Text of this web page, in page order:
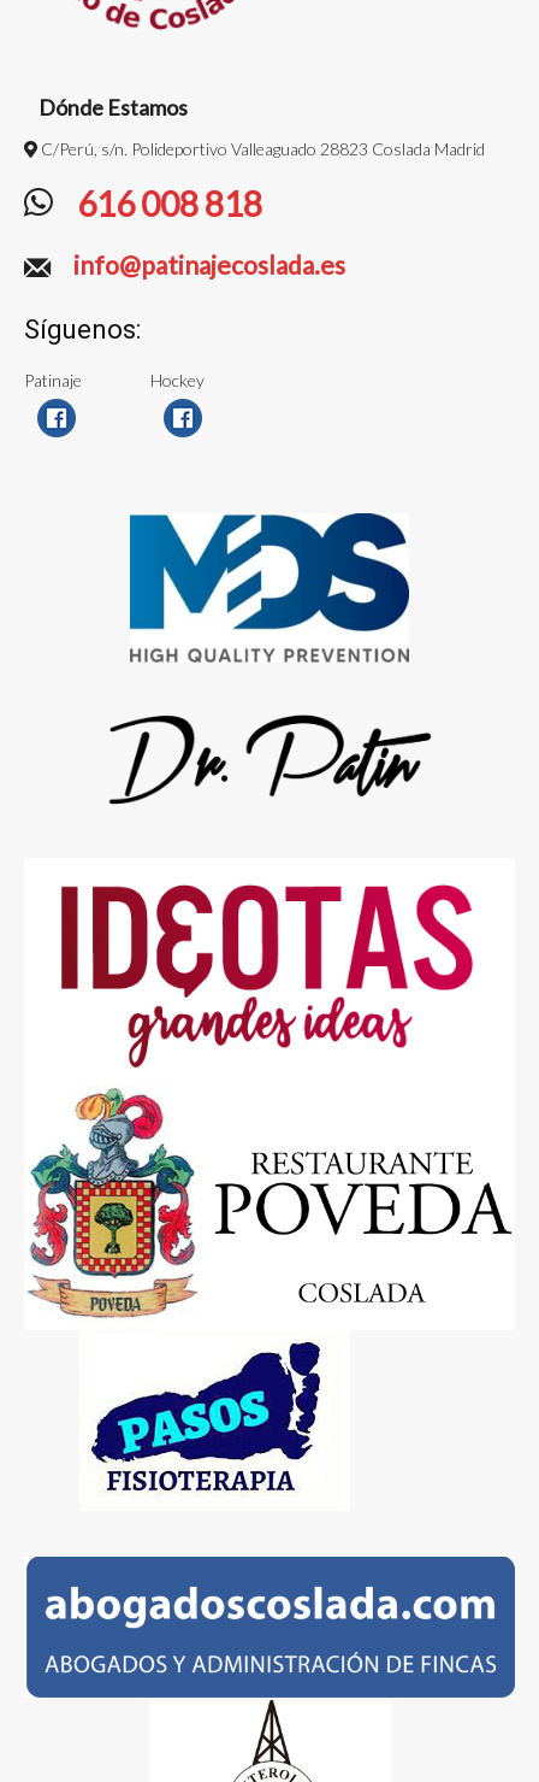
Dónde Estamos
C/Perú, s/n. Polideportivo Valleaguado 28823 Coslada Madrid
616 008 818
info@patinajecoslada.es
Síguenos:
Patinaje Hockey